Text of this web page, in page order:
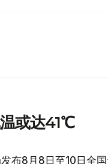
或达41℃
布8月8日至10日全